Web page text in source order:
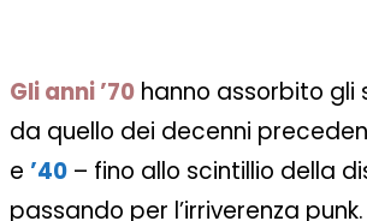
Gli anni ’70 hanno assorbito gli
da quello dei decenni
e ’40 – fino allo scintillio della
passando per l’irriverenza punk.